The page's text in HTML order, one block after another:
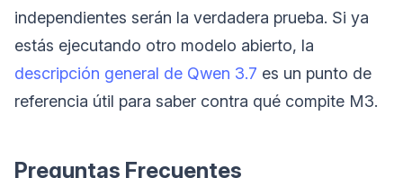
independientes serán la verdadera prueba. Si ya
estás ejecutando otro modelo abierto, la
descripción general de Qwen 3.7 es un punto de
referencia útil para saber contra qué compite M3.
Preguntas Frecuentes